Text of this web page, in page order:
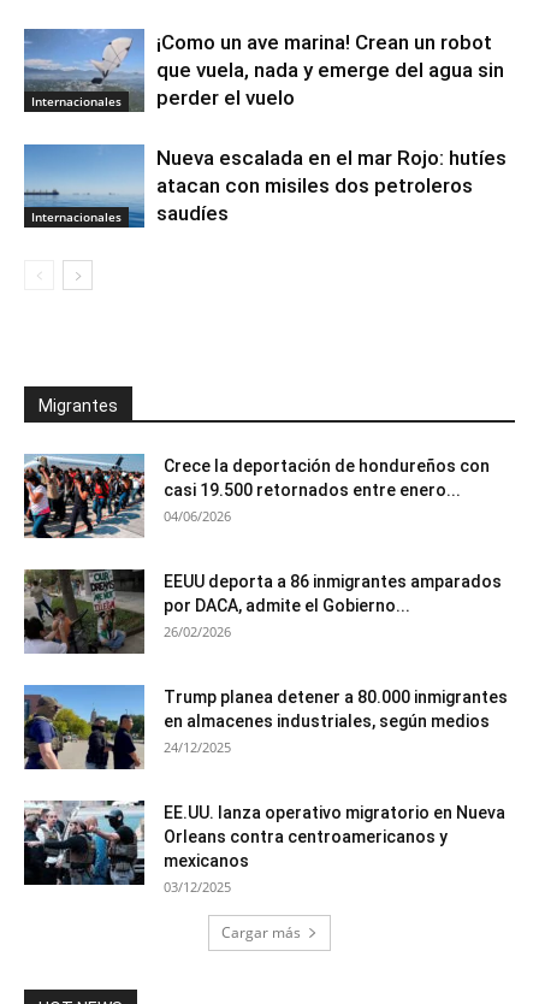
Internacionales
¡Como un ave marina! Crean un robot
que vuela, nada y emerge del agua sin
perder el vuelo
Internacionales
Nueva escalada en el mar Rojo: hutíes
atacan con misiles dos petroleros
saudíes
Migrantes
Crece la deportación de hondureños con
casi 19.500 retornados entre enero...
04/06/2026
EEUU deporta a 86 inmigrantes amparados
por DACA, admite el Gobierno...
26/02/2026
Trump planea detener a 80.000 inmigrantes
en almacenes industriales, según medios
24/12/2025
EE.UU. lanza operativo migratorio en Nueva
Orleans contra centroamericanos y
mexicanos
03/12/2025
Cargar más